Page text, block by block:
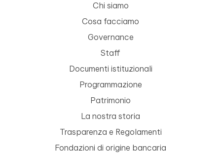
Chi siamo
Cosa facciamo
Governance
Staff
Documenti istituzionali
Programmazione
Patrimonio
La nostra storia
Trasparenza e Regolamenti
Fondazioni di origine bancaria